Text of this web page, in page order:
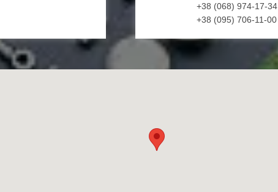
+38 (068) 974-17-34
+38 (095) 706-11-00